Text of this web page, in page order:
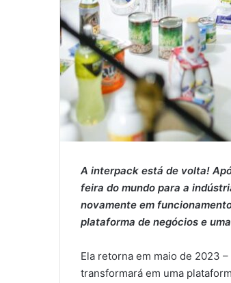
A interpack está de volta!
feira do mundo para a
novamente em
plataforma de negócios e
Ela retorna em maio de 2023
transformará em uma